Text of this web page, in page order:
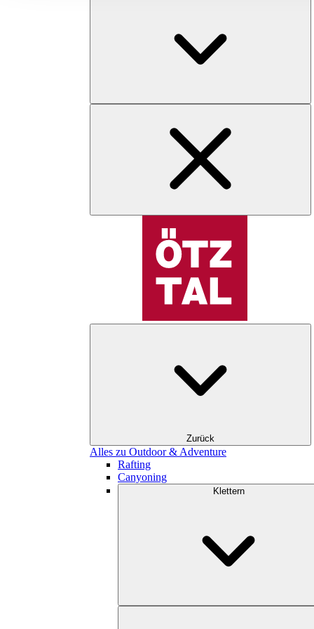
Zurück
Alles zu Outdoor & Adventure
Rafting
Canyoning
Klettern